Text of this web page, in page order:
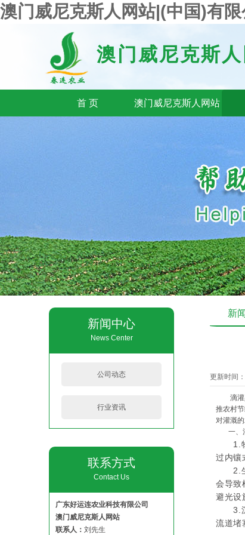
澳门威尼克斯人网站|(中国)有
澳门威尼克斯
首 页 澳门威尼克斯人网站
新闻中心
News Center
公司动态
行业资讯
联系方式
Contact Us
广东好运连农业科技有限公司
澳门威尼克斯人网站
联系人： 刘先生
新
更新时间
滴灌具
推农村
对灌溉
一、
1.
过内镶
2.
会导致
避光设
3.
流道堵